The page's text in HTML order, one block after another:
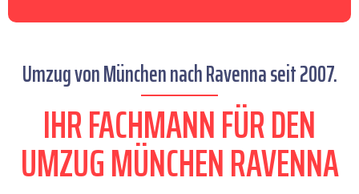
Umzug von München nach Ravenna seit 2007.
IHR FACHMANN FÜR DEN
UMZUG MÜNCHEN RAVENNA